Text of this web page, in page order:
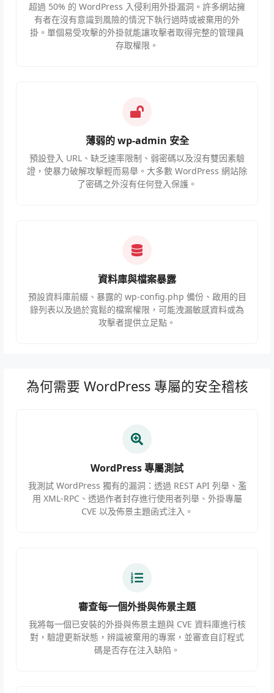
超過 50% 的 WordPress 入侵利用外掛漏洞。許多網站擁
有者在沒有意識到風險的情況下執行過時或被棄用的外
掛。單個易受攻擊的外掛就能讓攻擊者取得完整的管理員
存取權限。
薄弱的 wp-admin 安全
預設登入 URL、缺乏速率限制、弱密碼以及沒有雙因素驗
證，使暴力破解攻擊輕而易舉。大多數 WordPress 網站除
了密碼之外沒有任何登入保護。
資料庫與檔案暴露
預設資料庫前綴、暴露的 wp-config.php 備份、啟用的目
錄列表以及過於寬鬆的檔案權限，可能洩漏敏感資料或為
攻擊者提供立足點。
為何需要 WordPress 專屬的安全稽核
WordPress 專屬測試
我測試 WordPress 獨有的漏洞：透過 REST API 列舉、濫
用 XML-RPC、透過作者封存進行使用者列舉、外掛專屬
CVE 以及佈景主題函式注入。
審查每一個外掛與佈景主題
我將每一個已安裝的外掛與佈景主題與 CVE 資料庫進行核
對，驗證更新狀態，辨識被棄用的專案，並審查自訂程式
碼是否存在注入缺陷。